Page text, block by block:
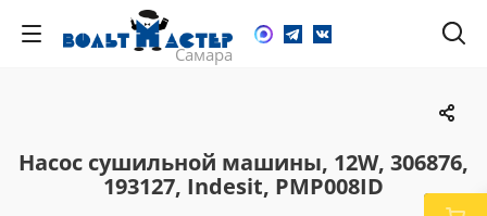
Насос сушильной машины, 12W, 306876,
193127, Indesit, PMP008ID